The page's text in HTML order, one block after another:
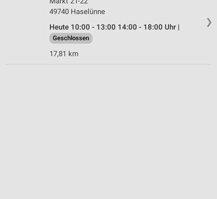
❯
49740 Haselünne
Heute 10:00 - 13:00 14:00 - 18:00 Uhr |
Geschlossen
17,81 km